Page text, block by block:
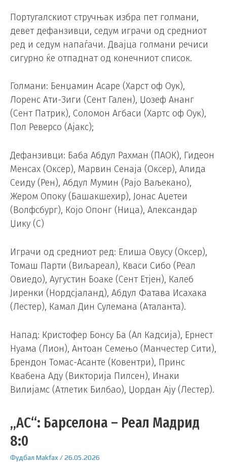
Португалскиот стручњак избра пет голмани,
девет дефанзивци, седум играчи од средниот
ред и седум напаѓачи. Двајца голмани речиси
сигурно ќе отпаднат од конечниот список.
Голмани: Бенџамин Асаре (Харст оф Оук),
Лоренс Ати-Зиги (Сент Гален), Џозеф Ананг
(Сент Патрик), Соломон Агбаси (Хартс оф Оук),
Пол Реверсо (Ајакс);
Дефанзивци: Баба Абдул Рахман (ПАОК), Гидеон
Менсах (Оксер), Марвин Сенаја (Оксер), Алида
Сеиду (Рен), Абдул Мумин (Рајо Ваљекано),
Жером Опоку (Башакшехир), Јонас Аџетеи
(Волфсбург), Којо Опонг (Ница), Александар
Џику (С)
Играчи од средниот ред: Елиша Овусу (Оксер),
Томаш Парти (Виљареал), Кваси Сибо (Реал
Овиедо), Аугустин Боаке (Сент Етјен), Калеб
Јиренки (Нордсјаланд), Абдул Фатава Исахака
(Лестер), Камал Дин Сулемана (Аталанта).
Напад: Кристофер Бонсу Ба (Ал Кадсија), Ернест
Нуама (Лион), Антоан Семењо (Манчестер Сити),
Брендон Томас-Асанте (Ковентри), Принс
Квабена Аду (Викторија Пилсен), Инаки
Вилијамс (Атлетик Билбао), Џордан Ају (Лестер).
„АС“: Барселона – Реал Мадрид
8:0
Фудбал Makfax /26.05.2026